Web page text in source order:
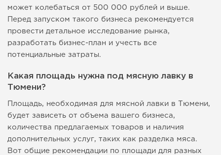
может колебаться от 500 000 рублей и выше.
Перед запуском такого бизнеса рекомендуется
провести детальное исследование рынка,
разработать бизнес-план и учесть все
потенциальные затраты.
Какая площадь нужна под мясную лавку в
Тюмени?
Площадь, необходимая для мясной лавки в Тюмени,
будет зависеть от объема вашего бизнеса,
количества предлагаемых товаров и наличия
дополнительных услуг, таких как разделка мяса.
Вот общие рекомендации по площади для разных